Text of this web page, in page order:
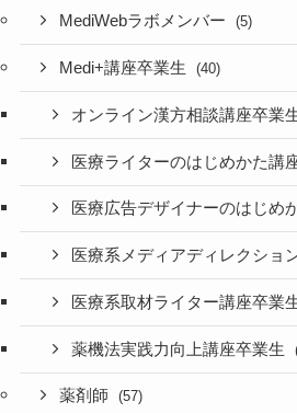
MediWebラボメンバー (5)
Medi+講座卒業生 (40)
オンライン漢方相談講座卒業
医療ライターのはじめかた講
医療広告デザイナーのはじめ
医療系メディアディレクショ
医療系取材ライター講座卒業
薬機法実践力向上講座卒業生
薬剤師 (57)